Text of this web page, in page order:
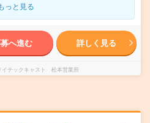
っと見る
へ進む 詳しく見る
イテックキャスト 松本営業所